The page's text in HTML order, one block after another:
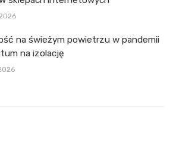
na świeżym powietrzu w pandemii
na izolację